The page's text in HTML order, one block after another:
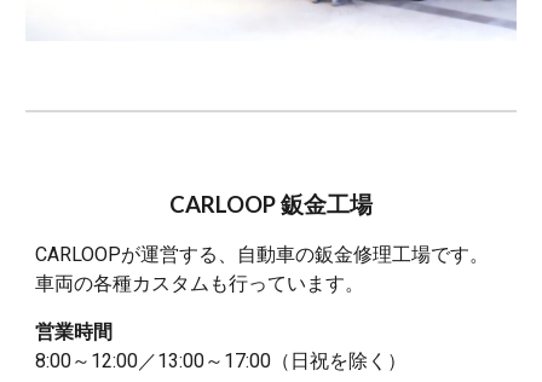
CARLOOP 鈑金工場
CARLOOPが運営する、自動車の鈑金修理工場です。
車両の各種カスタムも行っています。
営業時間
8:00～12:00／13:00～17:00（日祝を除く）